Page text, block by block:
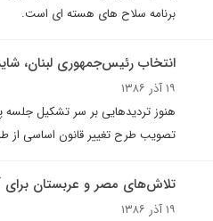
برنامه سلاح های هسته ای است.
انتخاب رئيس‌جمهورى لبنان،
۱۹ آذر ۱۳۸۶
هنوز ترديدهايى بر سر تشکيل جلسه
تصويب طرح تغيير قانون اساسى از
تلاش‌هاى مصر و عربستان
۱۹ آذر ۱۳۸۶